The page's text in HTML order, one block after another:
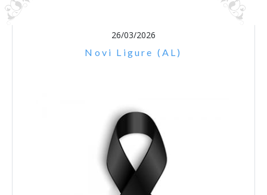
26/03/2026
Novi Ligure (AL)